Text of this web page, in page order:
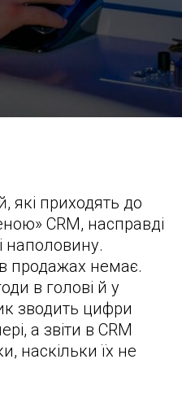
які приходять до
CRM, насправді
наполовину.
продажах немає.
в голові й у
зводить цифри
а звіти в CRM
наскільки їх не